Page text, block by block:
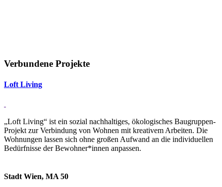
Verbundene Projekte
Loft Li­ving
„Loft Living“ ist ein sozial nachhaltiges, ökologisches Baugruppen-
Projekt zur Verbindung von Wohnen mit kreativem Arbeiten. Die
Wohnungen lassen sich ohne großen Aufwand an die individuellen
Bedürfnisse der Bewohner*innen anpassen.
Stadt Wien, MA 50